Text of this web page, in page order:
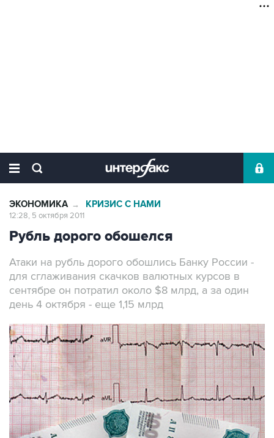
ЭКОНОМИКА → КРИЗИС С НАМИ
12:28, 5 октября 2011
Рубль дорого обошелся
Атаки на рубль дорого обошлись Банку России -
для сглаживания скачков валютных курсов в
сентябре он потратил около $8 млрд, а за один
день 4 октября - еще 1,15 млрд